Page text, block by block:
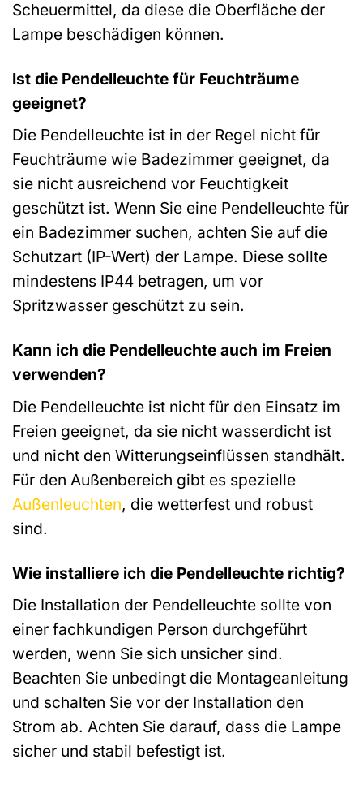
Scheuermittel, da diese die Oberfläche der
Lampe beschädigen können.
Ist die Pendelleuchte für Feuchträume
geeignet?
Die Pendelleuchte ist in der Regel nicht für
Feuchträume wie Badezimmer geeignet, da
sie nicht ausreichend vor Feuchtigkeit
geschützt ist. Wenn Sie eine Pendelleuchte für
ein Badezimmer suchen, achten Sie auf die
Schutzart (IP-Wert) der Lampe. Diese sollte
mindestens IP44 betragen, um vor
Spritzwasser geschützt zu sein.
Kann ich die Pendelleuchte auch im Freien
verwenden?
Die Pendelleuchte ist nicht für den Einsatz im
Freien geeignet, da sie nicht wasserdicht ist
und nicht den Witterungseinflüssen standhält.
Für den Außenbereich gibt es spezielle
Außenleuchten, die wetterfest und robust
sind.
Wie installiere ich die Pendelleuchte richtig?
Die Installation der Pendelleuchte sollte von
einer fachkundigen Person durchgeführt
werden, wenn Sie sich unsicher sind.
Beachten Sie unbedingt die Montageanleitung
und schalten Sie vor der Installation den
Strom ab. Achten Sie darauf, dass die Lampe
sicher und stabil befestigt ist.